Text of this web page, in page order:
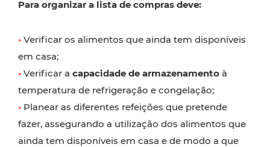
Para organizar a lista de compras deve:
• Verificar os alimentos que ainda tem disponíveis
em casa;
• Verificar a capacidade de armazenamento à
temperatura de refrigeração e congelação;
• Planear as diferentes refeições que pretende
fazer, assegurando a utilização dos alimentos que
ainda tem disponíveis em casa e de modo a que